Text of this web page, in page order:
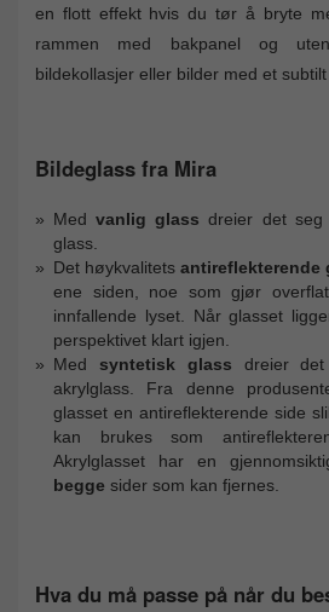
en flott effekt hvis du tør å bryte
rammen med bakpanel og
bildekollasjer eller bilder med et
Bildeglass fra Mira
Medvanlig glass dreier det seg
glass.
Det høykvalitets antireflekterende
ene siden, noe som gjør
innfallende lyset. Når glasset
perspektivet klart igjen.
Med syntetisk glass dreier
akrylglass. Fra denne
glasset en antireflekterende side
kan brukes som
Akrylglasset har en
begge sider som kan fjernes.
Hva du må passe på når du